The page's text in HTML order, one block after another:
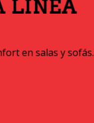
LÍNEA
en salas y sofás.